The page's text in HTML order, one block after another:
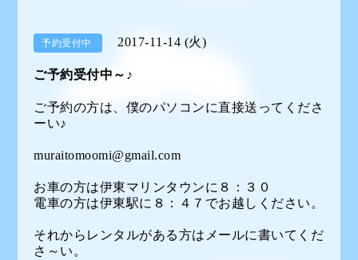
予約受付中 2017-11-14 (火)
ご予約受付中～♪
ご予約の方は、僕のパソコンに直接送ってくださ
ーい♪
muraitomoomi@gmail.com
お車の方は伊東マリンタウンに８：３０
電車の方は伊東駅に８：４７でお越しください。
それからレンタルがある方はメールに書いてくだ
さ～い。